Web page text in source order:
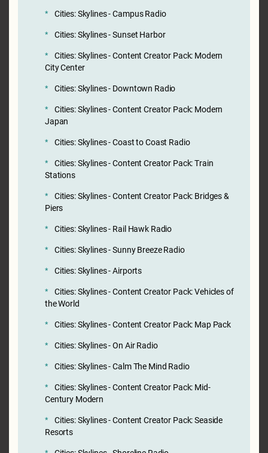
Cities: Skylines - Campus Radio
Cities: Skylines - Sunset Harbor
Cities: Skylines - Content Creator Pack: Modern
City Center
Cities: Skylines - Downtown Radio
Cities: Skylines - Content Creator Pack: Modern
Japan
Cities: Skylines - Coast to Coast Radio
Cities: Skylines - Content Creator Pack: Train
Stations
Cities: Skylines - Content Creator Pack: Bridges &
Piers
Cities: Skylines - Rail Hawk Radio
Cities: Skylines - Sunny Breeze Radio
Cities: Skylines - Airports
Cities: Skylines - Content Creator Pack: Vehicles of
the World
Cities: Skylines - Content Creator Pack: Map Pack
Cities: Skylines - On Air Radio
Cities: Skylines - Calm The Mind Radio
Cities: Skylines - Content Creator Pack: Mid-
Century Modern
Cities: Skylines - Content Creator Pack: Seaside
Resorts